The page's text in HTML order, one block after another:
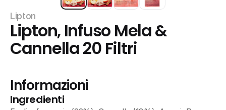
Lipton
Lipton, Infuso Mela &
Cannella 20 Filtri
Informazioni
Ingredienti